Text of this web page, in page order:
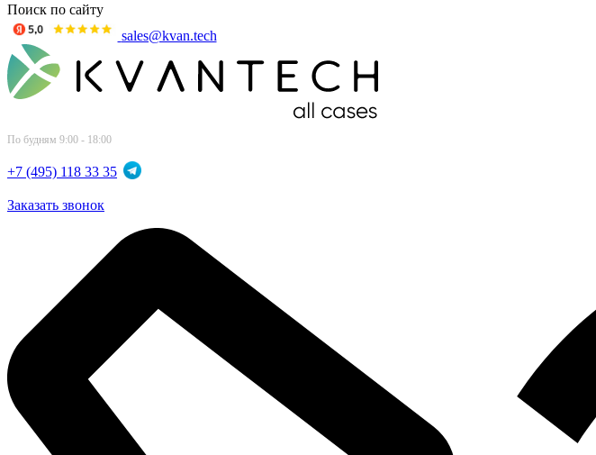
Поиск по сайту
sales@kvan.tech
По будням 9:00 - 18:00
+7 (495) 118 33 35
Заказать звонок